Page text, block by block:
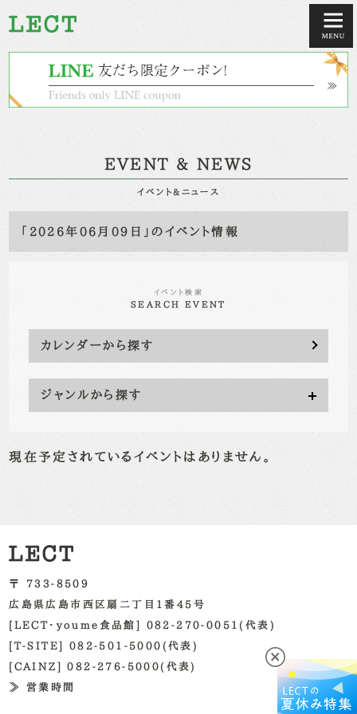
EVENT & NEWS
イベント&ニュース
「2026年06月09日」のイベント情報
イベント検索
SEARCH EVENT
カレンダーから探す
ジャンルから探す
現在予定されているイベントはありません。
〒 733-8509
広島県広島市西区扇二丁目1番45号
[LECT・youme食品館] 082-270-0051(代表)
[T-SITE] 082-501-5000(代表)
[CAINZ] 082-276-5000(代表)
≫ 営業時間